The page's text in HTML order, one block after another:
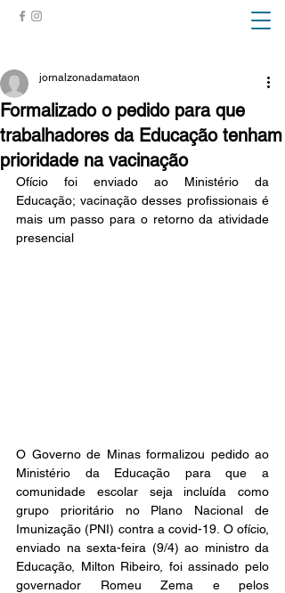
Formalizado o pedido para que
trabalhadores da Educação tenham
prioridade na vacinação
jornalzonadamataon
Ofício foi enviado ao Ministério da
Educação; vacinação desses profissionais é
mais um passo para o retorno da atividade
presencial
O Governo de Minas formalizou pedido ao
Ministério da Educação para que a
comunidade escolar seja incluída como
grupo prioritário no Plano Nacional de
Imunização (PNI) contra a covid-19. O ofício,
enviado na sexta-feira (9/4) ao ministro da
Educação, Milton Ribeiro, foi assinado pelo
governador Romeu Zema e pelos